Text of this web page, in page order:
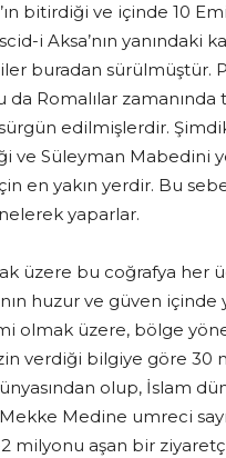
bitirdiği ve içinde 10
i Aksa’nın
buradan
Romalılar zamanında
edilmişlerdir.
ve Süleyman Mabedini
en yakın yerdir. Bu
yaparlar.
üzere bu coğrafya her
huzur ve güven
olmak üzere, bölge
verdiği bilgiye göre 30
olup, İslam
Medine umreci
aşan bir ziyaretçi